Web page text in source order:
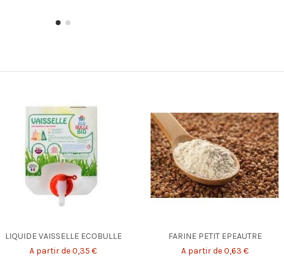
LIQUIDE VAISSELLE ECOBULLE
A partir de 0,35 €
FARINE PETIT EPEAUTRE
A partir de 0,63 €